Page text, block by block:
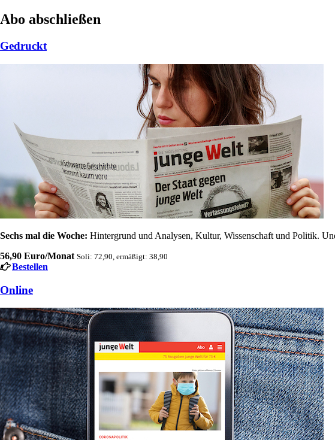
Abo abschließen
Gedruckt
Sechs mal die Woche: Hintergrund und Analysen, Kultur, Wissenschaft und Politik.
56,90 Euro/Monat Soli: 72,90, ermäßigt: 38,90
Bestellen
Online